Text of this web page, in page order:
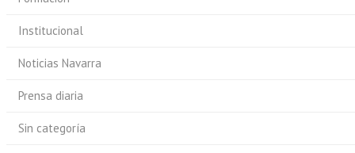
Institucional
Noticias Navarra
Prensa diaria
Sin categoría